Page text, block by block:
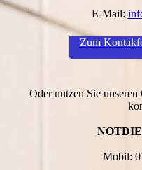
E-Mail:
Zum
Oder nutzen Sie
Mobil: